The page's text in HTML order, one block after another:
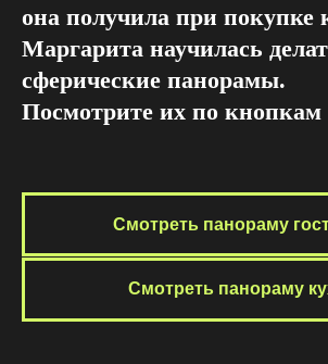
она получила при покупке
Маргарита научилась
сферические панорамы.
Посмотрите их по кнопкам
Смотреть панораму
Смотреть панораму